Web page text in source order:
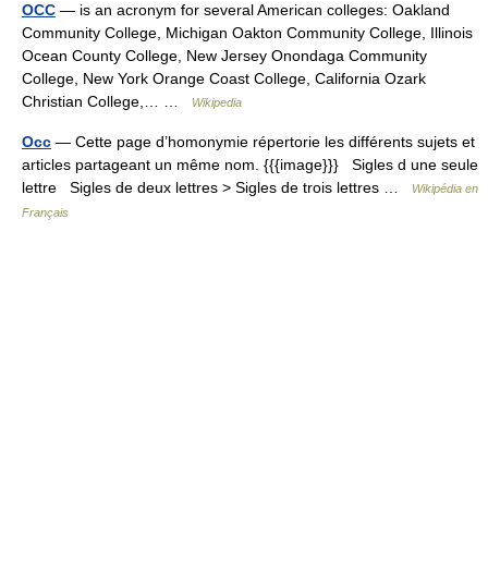
OCC — is an acronym for several American colleges: Oakland
Community College, Michigan Oakton Community College, Illinois
Ocean County College, New Jersey Onondaga Community
College, New York Orange Coast College, California Ozark
Christian College,… …
Wikipedia
Occ — Cette page d’homonymie répertorie les différents sujets et
articles partageant un même nom. {{{image}}} Sigles d une seule
lettre Sigles de deux lettres > Sigles de trois lettres …
Wikipédia en
Français